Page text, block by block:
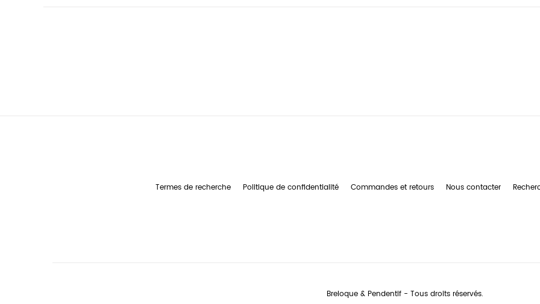
Termes de recherche Politique de confidentialité Commandes et retours Nous contacter
Breloque & Pendentif - Tous droits réservés.